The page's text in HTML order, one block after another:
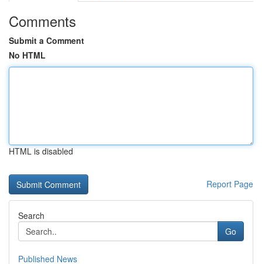
Comments
Submit a Comment
No HTML
HTML is disabled
Report Page
Search
Go
Published News